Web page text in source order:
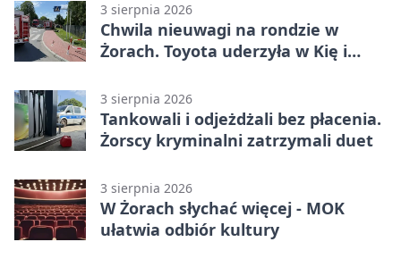
3 sierpnia 2026
Chwila nieuwagi na rondzie w
Żorach. Toyota uderzyła w Kię i
3 sierpnia 2026
Tankowali i odjeżdżali bez płacenia.
Żorscy kryminalni zatrzymali duet
3 sierpnia 2026
W Żorach słychać więcej - MOK
ułatwia odbiór kultury